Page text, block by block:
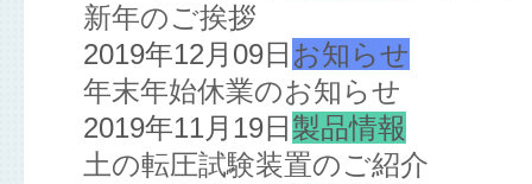
新年のご挨拶
2019年12月09日 お知らせ
年末年始休業のお知らせ
2019年11月19日 製品情報
土の転圧試験装置のご紹介